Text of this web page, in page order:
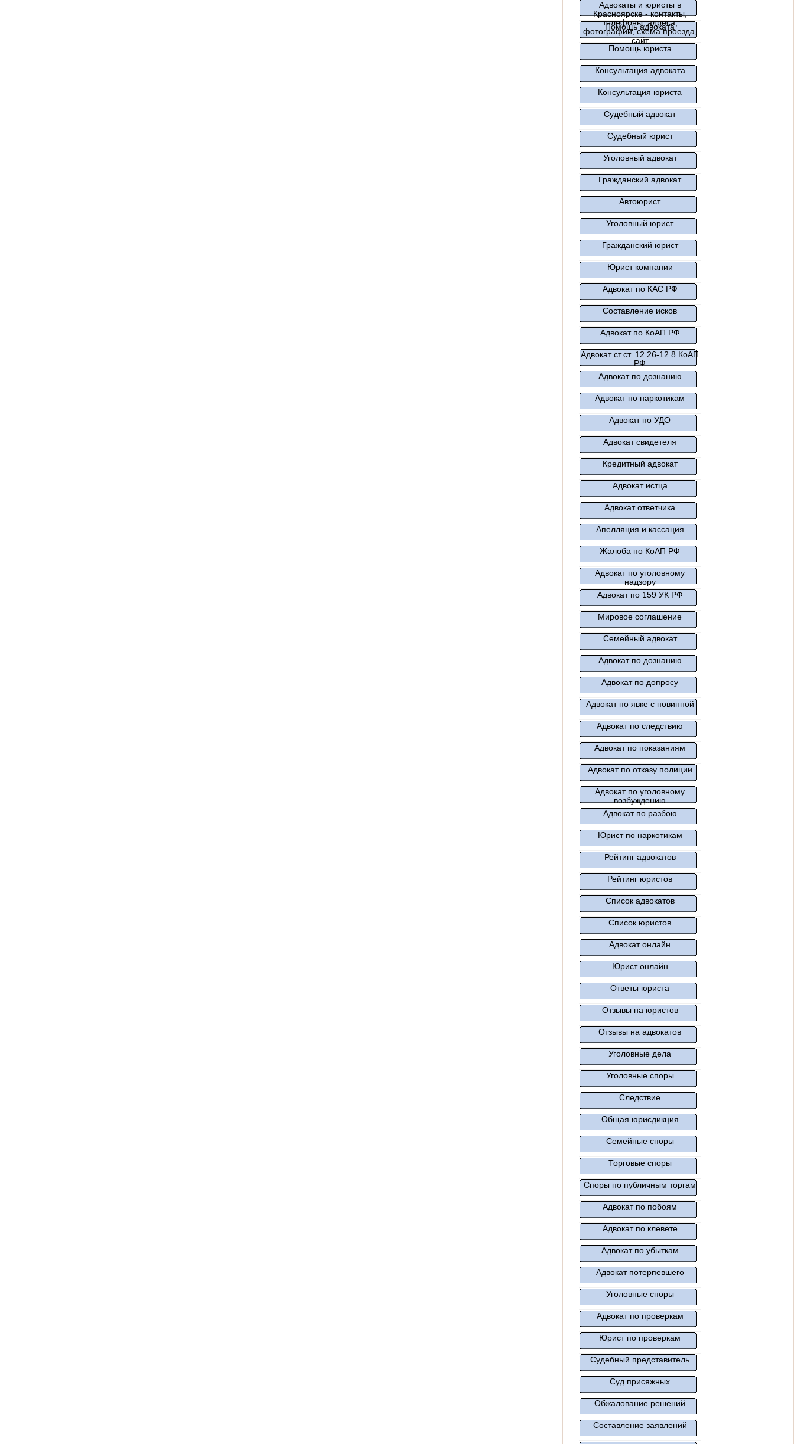
Адвокаты и юристы в
Красноярске - контакты,
телефоны, адреса,
фотографии, схема проезда,
сайт
Помощь адвоката
Помощь юриста
Консультация адвоката
Консультация юриста
Судебный адвокат
Судебный юрист
Уголовный адвокат
Гражданский адвокат
Автоюрист
Уголовный юрист
Гражданский юрист
Юрист компании
Адвокат по КАС РФ
Составление исков
Адвокат по КоАП РФ
Адвокат ст.ст. 12.26-12.8 КоАП
РФ
Адвокат по дознанию
Адвокат по наркотикам
Адвокат по УДО
Адвокат свидетеля
Кредитный адвокат
Адвокат истца
Адвокат ответчика
Апелляция и кассация
Жалоба по КоАП РФ
Адвокат по уголовному
надзору
Адвокат по 159 УК РФ
Мировое соглашение
Семейный адвокат
Адвокат по дознанию
Адвокат по допросу
Адвокат по явке с повинной
Адвокат по следствию
Адвокат по показаниям
Адвокат по отказу полиции
Адвокат по уголовному
возбуждению
Адвокат по разбою
Юрист по наркотикам
Рейтинг адвокатов
Рейтинг юристов
Список адвокатов
Список юристов
Адвокат онлайн
Юрист онлайн
Ответы юриста
Отзывы на юристов
Отзывы на адвокатов
Уголовные дела
Уголовные споры
Следствие
Общая юрисдикция
Семейные споры
Торговые споры
Споры по публичным торгам
Адвокат по побоям
Адвокат по клевете
Адвокат по убыткам
Адвокат потерпевшего
Уголовные споры
Адвокат по проверкам
Юрист по проверкам
Судебный представитель
Суд присяжных
Обжалование решений
Составление заявлений